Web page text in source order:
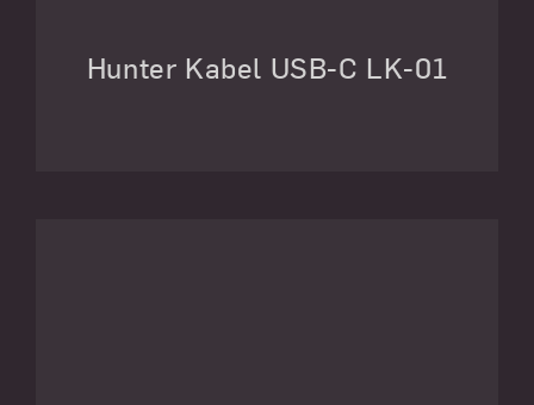
Hunter Kabel USB-C LK-01